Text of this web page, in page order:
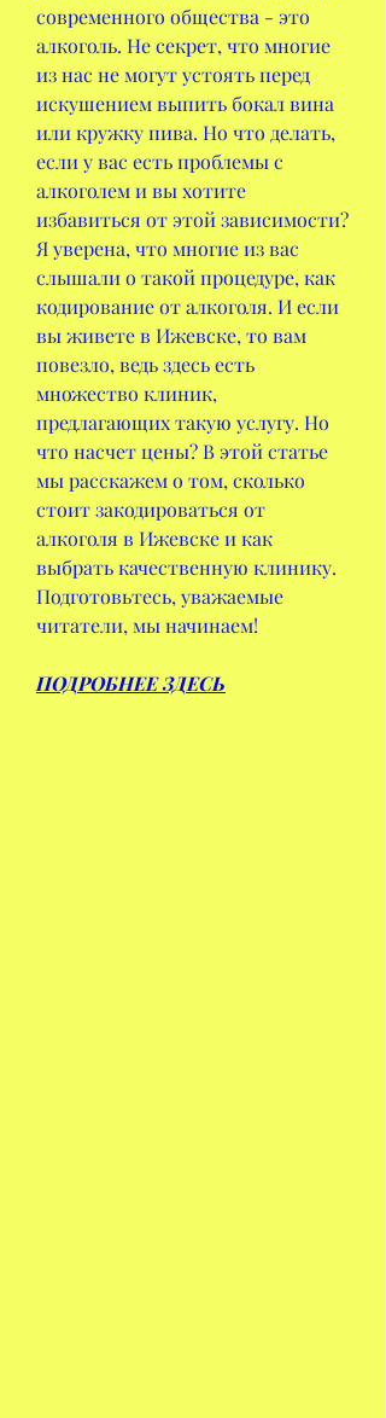
современного общества - это
алкоголь. Не секрет, что многие
из нас не могут устоять перед
искушением выпить бокал вина
или кружку пива. Но что делать,
если у вас есть проблемы с
алкоголем и вы хотите
избавиться от этой зависимости?
Я уверена, что многие из вас
слышали о такой процедуре, как
кодирование от алкоголя. И если
вы живете в Ижевске, то вам
повезло, ведь здесь есть
множество клиник,
предлагающих такую услугу. Но
что насчет цены? В этой статье
мы расскажем о том, сколько
стоит закодироваться от
алкоголя в Ижевске и как
выбрать качественную клинику.
Подготовьтесь, уважаемые
читатели, мы начинаем!
ПОДРОБНЕЕ ЗДЕСЬ